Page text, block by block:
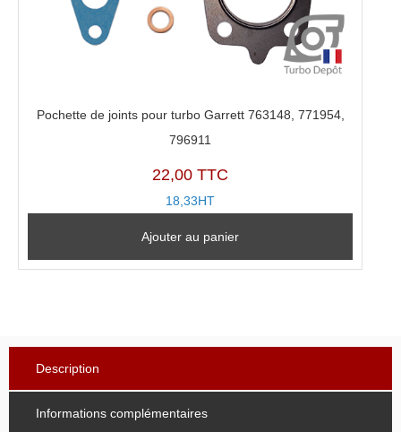
Pochette de joints pour turbo Garrett 763148, 771954,
796911
22,00 TTC
18,33HT
Ajouter au panier
Description
Informations complémentaires